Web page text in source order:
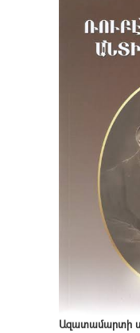
Ազատամարտի